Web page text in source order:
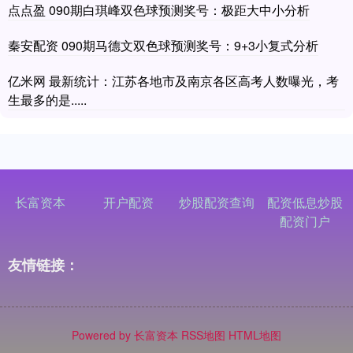
点点盈 090期白琪峰双色球预测奖号：极距大中小分析
秦安配资 090期马德文双色球预测奖号：9+3小复式分析
亿米网 最新统计：江苏各地市及南京各区高考人数曝光，考
生最多的是.....
长富资本 开户配资 炒股配资查询
配资低息炒股
配资门户
友情链接：
Powered by 长富资本 RSS地图 HTML地图